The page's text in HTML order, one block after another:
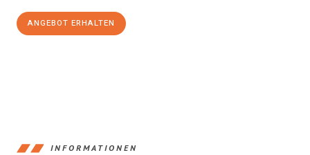
ANGEBOT ERHALTEN
INFORMATIONEN